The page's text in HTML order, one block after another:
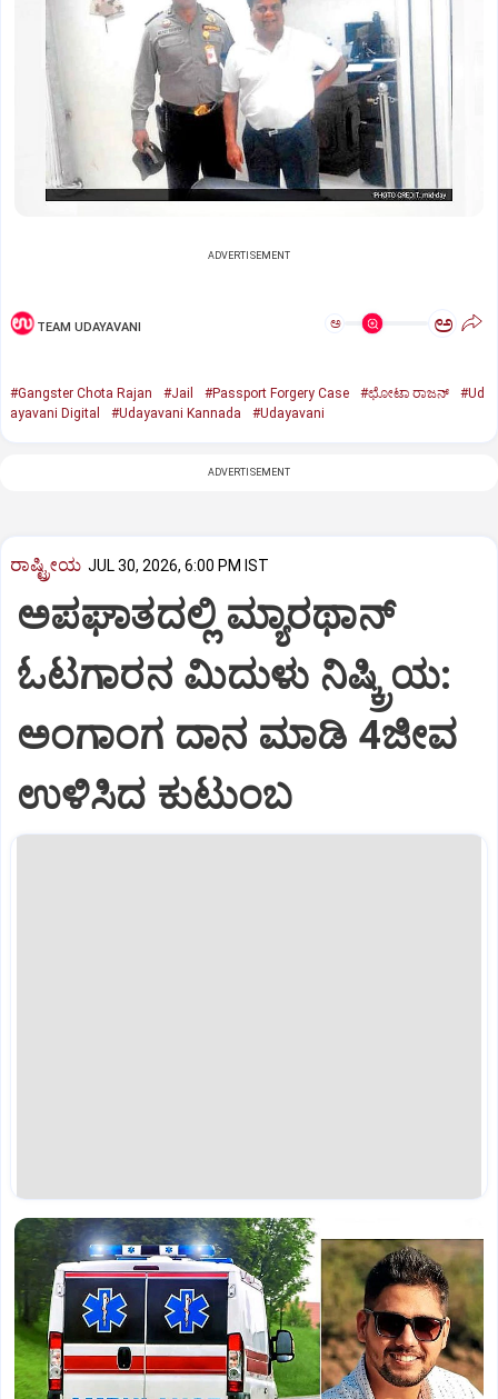
ADVERTISEMENT
TEAM UDAYAVANI ಅ ಅ
#Gangster Chota Rajan #Jail #Passport Forgery Case #ಛೋಟಾ ರಾಜನ್‌
#Ud
ayavani Digital
#Udayavani Kannada #Udayavani
ADVERTISEMENT
ರಾಷ್ಟ್ರೀಯ JUL 30, 2026, 6:00 PM IST
ಅಪಘಾತದಲ್ಲಿ ಮ್ಯಾರಥಾನ್
ಓಟಗಾರನ ಮಿದುಳು ನಿಷ್ಕ್ರಿಯ:
ಅಂಗಾಂಗ ದಾನ ಮಾಡಿ 4ಜೀವ
ಉಳಿಸಿದ ಕುಟುಂಬ